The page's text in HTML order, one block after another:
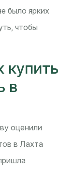
было ярких
чтобы
купить
в
оценили
в Лахта